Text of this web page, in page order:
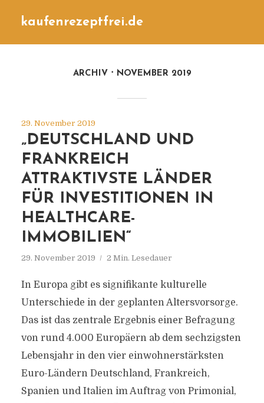
kaufenrezeptfrei.de
ARCHIV NOVEMBER 2019
29. November 2019
„DEUTSCHLAND UND
FRANKREICH
ATTRAKTIVSTE LÄNDER
FÜR INVESTITIONEN IN
HEALTHCARE-
IMMOBILIEN“
29. November 2019 2 Min. Lesedauer
In Europa gibt es signifikante kulturelle
Unterschiede in der geplanten Altersvorsorge.
Das ist das zentrale Ergebnis einer Befragung
von rund 4.000 Europäern ab dem sechzigsten
Lebensjahr in den vier einwohnerstärksten
Euro-Ländern Deutschland, Frankreich,
Spanien und Italien im Auftrag von Primonial,